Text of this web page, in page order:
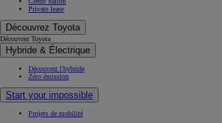
Découvrez l'hybride
Zéro émission
Start your impossible
Projets de mobilité
Toyota Gazoo Racing
Toyota GR Sport
Dakar Rally
WRC - Championnat du monde des rallyes
WEC - Championnat du monde d'endurance FIA
GR H2 Racing Concept